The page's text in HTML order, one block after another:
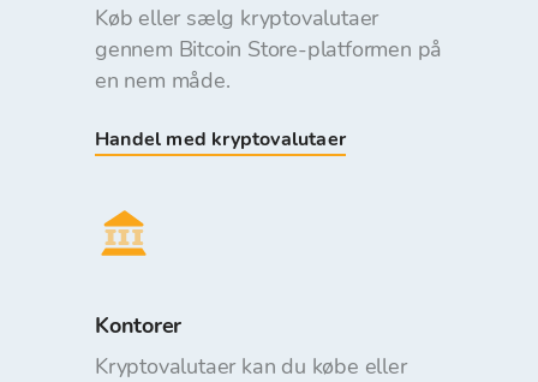
Køb eller sælg kryptovalutaer
gennem Bitcoin Store-platformen på
en nem måde.
Handel med kryptovalutaer
Kontorer
Kryptovalutaer kan du købe eller